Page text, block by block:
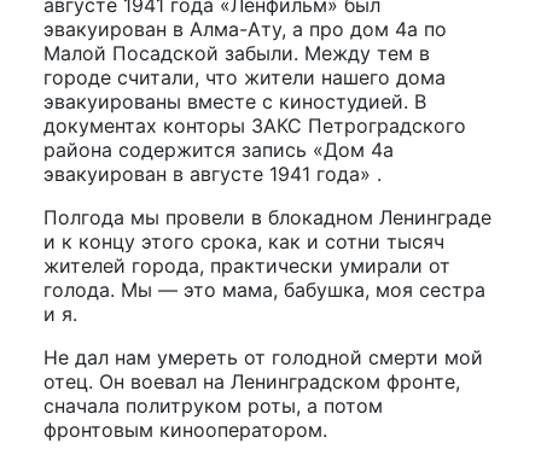
эвакуирован в Алма-Ату, а про дом 4а по
Малой Посадской забыли. Между тем в
городе считали, что жители нашего дома
эвакуированы вместе с киностудией. В
документах конторы ЗАКС Петроградского
района содержится запись «Дом 4а
эвакуирован в августе 1941 года» .
Полгода мы провели в блокадном Ленинграде
и к концу этого срока, как и сотни тысяч
жителей города, практически умирали от
голода. Мы — это мама, бабушка, моя сестра
и я.
Не дал нам умереть от голодной смерти мой
отец. Он воевал на Ленинградском фронте,
сначала политруком роты, а потом
фронтовым кинооператором.